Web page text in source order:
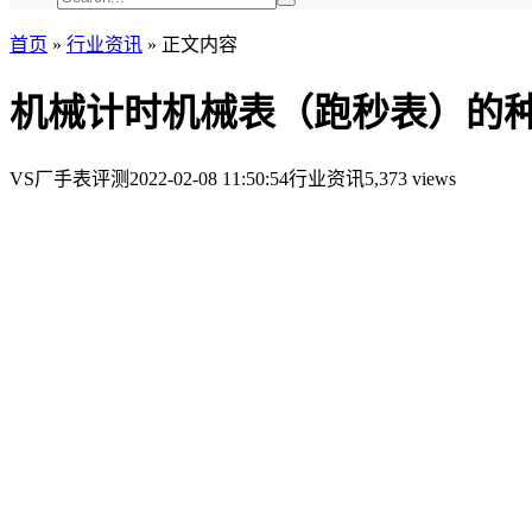
首页 » 行业资讯 » 正文内容
机械计时机械表（跑秒表）的
VS厂手表评测 2022-02-08 11:50:54行业资讯5,373 views